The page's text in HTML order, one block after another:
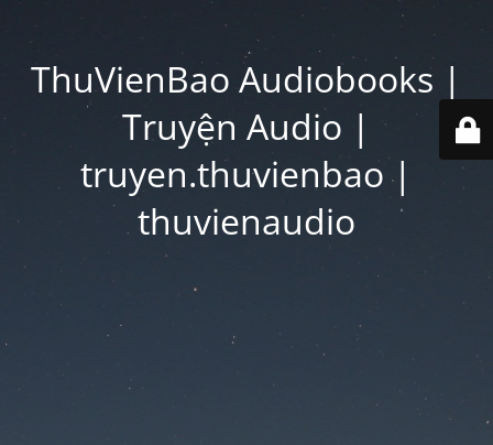
ThuVienBao Audiobooks |
Truyện Audio |
truyen.thuvienbao |
thuvienaudio